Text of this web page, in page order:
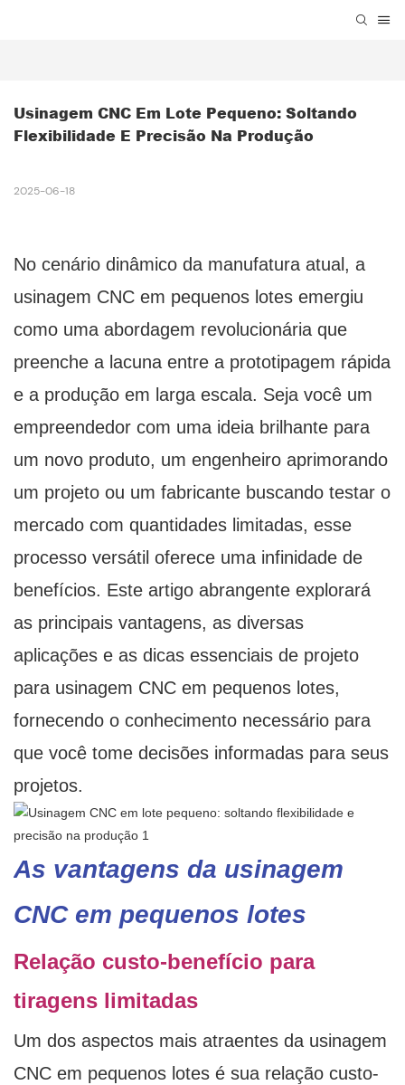
Usinagem CNC Em Lote Pequeno: Soltando
Flexibilidade E Precisão Na Produção
2025-06-18
No cenário dinâmico da manufatura atual, a
usinagem CNC em pequenos lotes emergiu
como uma abordagem revolucionária que
preenche a lacuna entre a prototipagem rápida
e a produção em larga escala. Seja você um
empreendedor com uma ideia brilhante para
um novo produto, um engenheiro aprimorando
um projeto ou um fabricante buscando testar o
mercado com quantidades limitadas, esse
processo versátil oferece uma infinidade de
benefícios. Este artigo abrangente explorará
as principais vantagens, as diversas
aplicações e as dicas essenciais de projeto
para usinagem CNC em pequenos lotes,
fornecendo o conhecimento necessário para
que você tome decisões informadas para seus
projetos.
As vantagens da usinagem
CNC em pequenos lotes
Relação custo-benefício para
tiragens limitadas
Um dos aspectos mais atraentes da usinagem
CNC em pequenos lotes é sua relação custo-